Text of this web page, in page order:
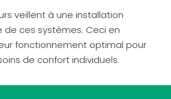
veillent à une installation
ces systèmes. Ceci en
fonctionnement optimal pour
de confort individuels.